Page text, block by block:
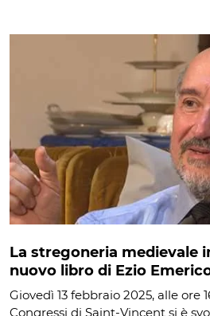
La stregoneria medievale
nuovo libro di Ezio
Giovedì 13 febbraio 2025, alle ore
Congressi di Saint-Vincent si è